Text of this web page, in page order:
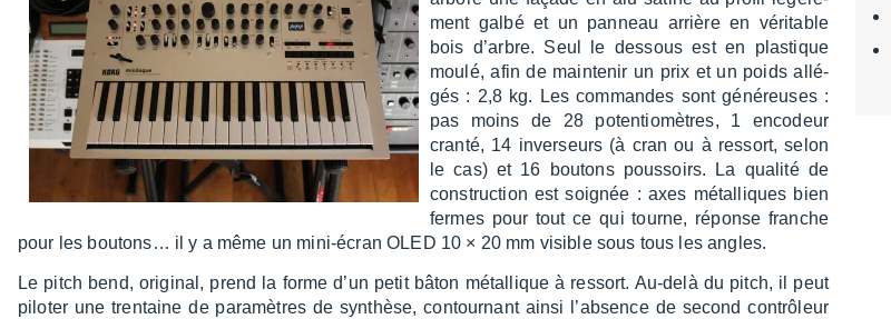
ment galbé et un panneau arrière en véri­table
bois d’arbre. Seul le dessous est en plas­tique
moulé, afin de main­te­nir un prix et un poids allé­
gés : 2,8 kg. Les commandes sont géné­reuses :
pas moins de 28 poten­tio­mètres, 1 enco­deur
cranté, 14 inver­seurs (à cran ou à ressort, selon
le cas) et 16 boutons pous­soirs. La qualité de
construc­tion est soignée : axes métal­liques bien
fermes pour tout ce qui tourne, réponse franche
pour les boutons… il y a même un mini-écran OLED 10 × 20 mm visible sous tous les angles.
Le pitch bend, origi­nal, prend la forme d’un petit bâton métal­lique à ressort. Au-delà du pitch, il peut
pilo­ter une tren­taine de para­mètres de synthèse, contour­nant ainsi l’ab­sence de second contrô­leur